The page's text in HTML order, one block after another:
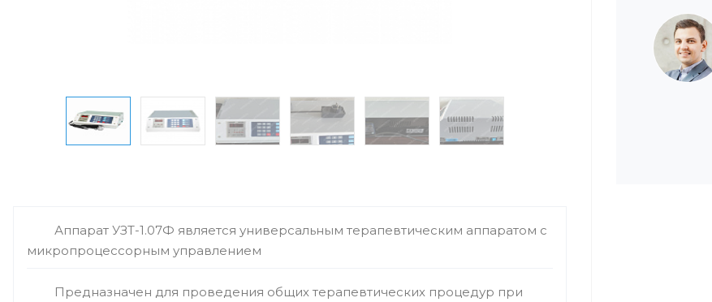
Аппарат УЗТ-1.07Ф является универсальным терапевтическим аппаратом с
микропроцессорным управлением
Предназначен для проведения общих терапевтических процедур при